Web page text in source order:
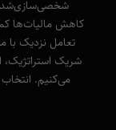
شخصی‌سازی‌شده
کاهش مالیات‌ها
تعامل نزدیک با
شریک استراتژیک،
می‌کنیم.